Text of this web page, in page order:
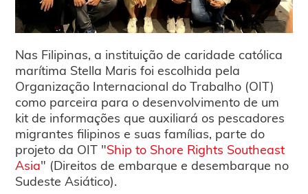
Nas Filipinas, a instituição de caridade católica
marítima Stella Maris foi escolhida pela
Organização Internacional do Trabalho (OIT)
como parceira para o desenvolvimento de um
kit de informações que auxiliará os pescadores
migrantes filipinos e suas famílias, parte do
projeto da OIT "Ship to Shore Rights Southeast
Asia" (Direitos de embarque e desembarque no
Sudeste Asiático).